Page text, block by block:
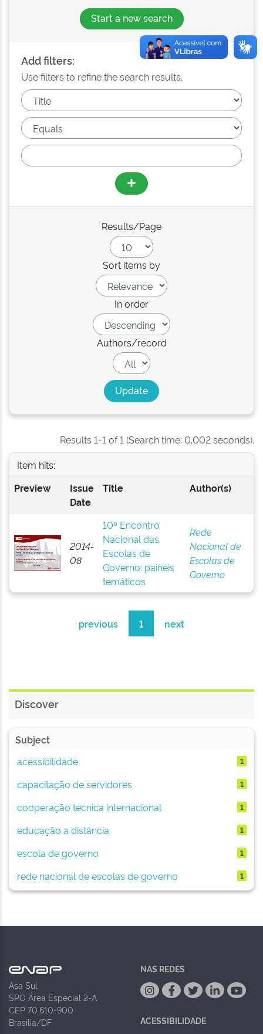
Start a new search
Add filters:
Use filters to refine the search results.
Results/Page
Sort items by
In order
Authors/record
Results 1-1 of 1 (Search time: 0.002 seconds).
Item hits:
Preview
Issue
Date
Title Author(s)
2014-
08
10º Encontro
Nacional das
Escolas de
Governo: painéis
temáticos
Rede
Nacional de
Escolas de
Governo
previous 1 next
Discover
Subject
acessibilidade
1
capacitação de servidores 1
cooperação técnica internacional 1
educação a distância 1
escola de governo 1
rede nacional de escolas de governo 1
Asa Sul
SPO Área Especial 2-A
CEP 70.610-900
Brasília/DF
NAS REDES
ACESSIBILIDADE